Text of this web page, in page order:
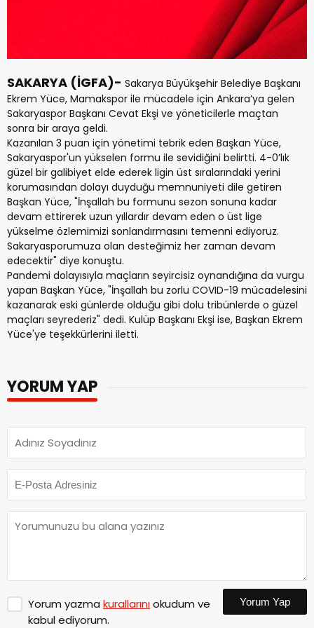
SAKARYA (İGFA)- Sakarya Büyükşehir Belediye Başkanı
Ekrem Yüce, Mamakspor ile mücadele için Ankara’ya gelen
Sakaryaspor Başkanı Cevat Ekşi ve yöneticilerle maçtan
sonra bir araya geldi.
Kazanılan 3 puan için yönetimi tebrik eden Başkan Yüce,
Sakaryaspor'un yükselen formu ile sevidiğini belirtti. 4-0’lık
güzel bir galibiyet elde ederek ligin üst sıralarındaki yerini
korumasından dolayı duyduğu memnuniyeti dile getiren
Başkan Yüce, "İnşallah bu formunu sezon sonuna kadar
devam ettirerek uzun yıllardır devam eden o üst lige
yükselme özlemimizi sonlandırmasını temenni ediyoruz.
Sakaryasporumuza olan desteğimiz her zaman devam
edecektir" diye konuştu.
Pandemi dolayısıyla maçların seyircisiz oynandığına da vurgu
yapan Başkan Yüce, "İnşallah bu zorlu COVID-19 mücadelesini
kazanarak eski günlerde olduğu gibi dolu tribünlerde o güzel
maçları seyrederiz" dedi. Kulüp Başkanı Ekşi ise, Başkan Ekrem
Yüce'ye teşekkürlerini iletti.
YORUM YAP
Yorum yazma kurallarınıokudum ve
kabul ediyorum.
Yorum Yap